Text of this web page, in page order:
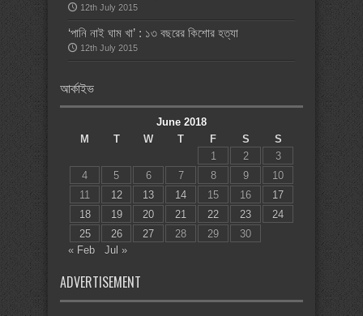
12th July 2015
‘পানি নাই ঘাম খা’ : ১৩ বছরের কিশোর হত্যা
12th July 2015
আর্কাইভ
June 2018
M
T W T F S
S
1
2
3
4
5 6 7 8 9
10
11
12 13 14 15 16
17
18
19 20 21 22 23
24
25
26 27 28 29
30
« Feb
Jul »
ADVERTISEMENT